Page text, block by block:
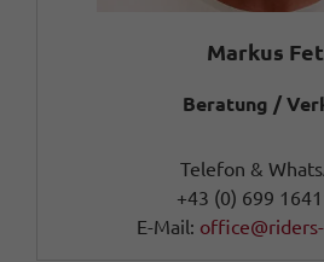
Markus
Beratung /
Telefon &
+43 (0) 699
E-Mail: